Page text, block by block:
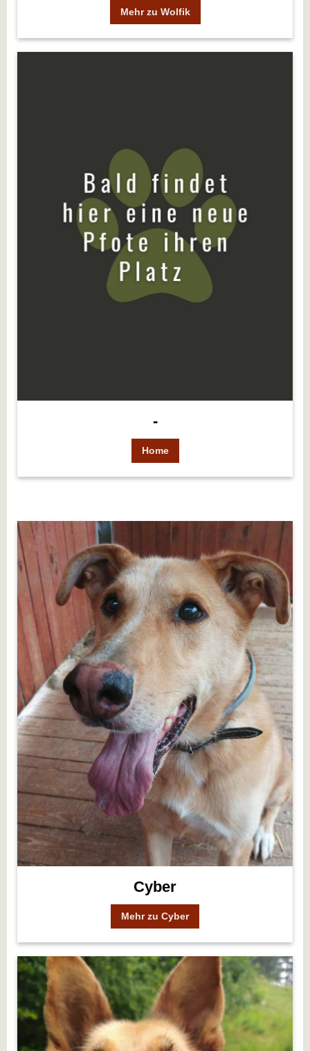
Mehr zu Wolfik
-
Home
Cyber
Mehr zu Cyber